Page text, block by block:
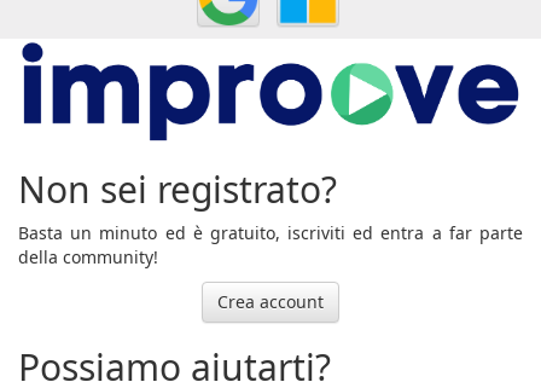
Non sei registrato?
Basta un minuto ed è gratuito, iscriviti ed entra a far parte
della community!
Crea account
Possiamo aiutarti?